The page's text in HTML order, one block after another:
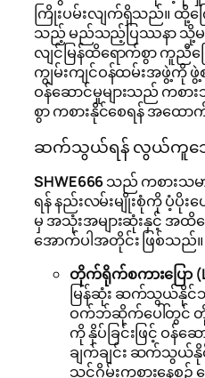
ကြိုးပမ်းလျက်ရှိသည်။ ထို့က
သည့် မည်သည့်ပြဿနာ သို့
လျင်မြန်ထိရောက်စွာ ကူညီဖ
ကျွမ်းကျင်ဝန်ထမ်းအဖွဲ့ကို
ဝန်ဆောင်မှုများသည် ကစာ
စွာ ကစားနိုင်စေရန် အထ
ဆက်သွယ်ရန် လွယ်ကူသော
SHWE666သည် ကစားသ
ရန် နည်းလမ်းမျိုးစုံကို ပံ့ပို
မှ အသုံးအများဆုံးနှင့် အထိရ
အောက်ပါအတိုင်း ဖြစ်သည်။
တိုက်ရိုက်စကားပြော
မြန်ဆုံး ဆက်သွယ်နိုင်
ဝက်ဘ်ဆိုက်ပေါ်တွင်
ကို နှိပ်ခြင်းဖြင့် ဝန်ဆ
ချက်ချင်း ဆက်သွယ်နိုင်
သင်ဂိမ်းကစားနေစ